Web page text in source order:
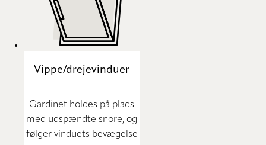
Vippe/drejevinduer
Gardinet holdes på plads
med udspændte snore, og
følger vinduets bevægelse